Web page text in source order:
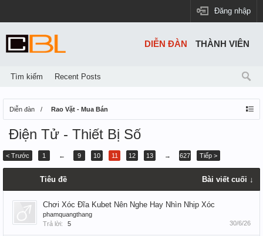
Đăng nhập
Diễn đàn Rao Vặt - Mua Bán
Điện Tử - Thiết Bị Số
< Trước 1 ← 9 10 11 12 13 → 627 Tiếp >
Tiêu đề Bài viết cuối ↓
Chơi Xóc Đĩa Kubet Nên Nghe Hay Nhìn Nhịp Xóc
phamquangthang
Trả lời:
5 30/6/26
DIỄN ĐÀN
Tìm kiếm Recent Posts
THÀNH VIÊN